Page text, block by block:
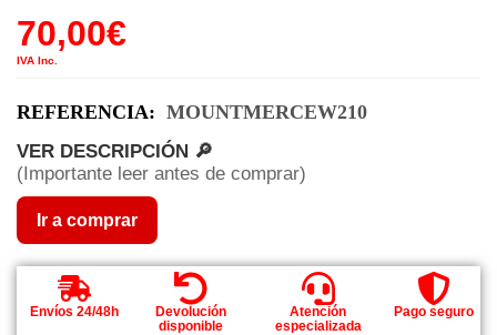
70,00€
IVA Inc.
REFERENCIA: MOUNTMERCEW210
VER DESCRIPCIÓN 🔎
(Importante leer antes de comprar)
Ir a comprar
Envíos 24/48h
Devolución
disponible
Atención
especializada
Pago seguro